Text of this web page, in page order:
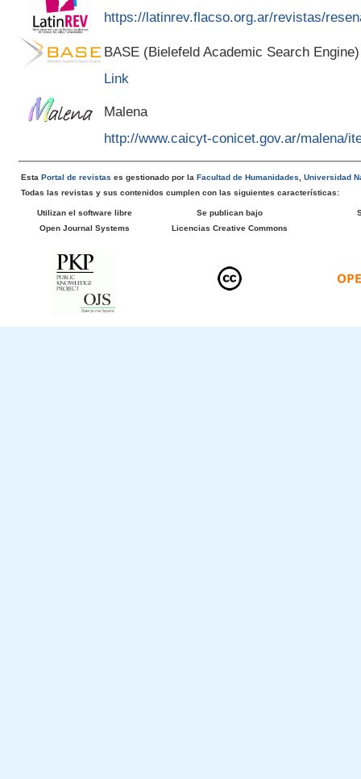
https://latinrev.flacso.org.ar/revistas/
BASE (Bielefeld Academic Search Engine)
Link
Malena
http://www.caicyt-conicet.gov.ar/malena/
EstaPortal de revistas es gestionado por laFacultad de Humanidades,Universidad
Todas las revistas y sus contenidos cumplen con las siguientes características:
Utilizan el software libre
Open Journal Systems
Se publican bajo
Licencias Creative Commons